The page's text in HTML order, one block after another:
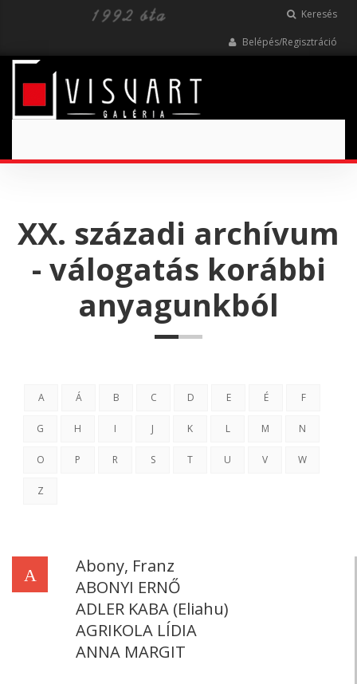
Keresés
Belépés/Regisztráció
XX. századi archívum
- válogatás korábbi
anyagunkból
A Á B C D E É F
G H I J K L M N
O P R S T U V W
Z
A
Abony, Franz
ABONYI ERNŐ
ADLER KABA (Eliahu)
AGRIKOLA LÍDIA
ANNA MARGIT